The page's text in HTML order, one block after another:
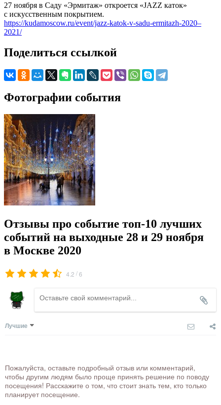
27 ноября в Саду «Эрмитаж» откроется «JAZZ каток»
с искусственным покрытием.
https://kudamoscow.ru/event/jazz-katok-v-sadu-ermitazh-2020–
2021/
Поделиться ссылкой
Фотографии события
Отзывы про событие топ-10 лучших
событий на выходные 28 и 29 ноября
в Москве 2020
4.2 /6
Лучшие
Пожалуйста, оставьте подробный отзыв или комментарий,
чтобы другим людям было проще принять решение по поводу
посещения! Расскажите о том, что стоит знать тем, кто только
планирует посещение.